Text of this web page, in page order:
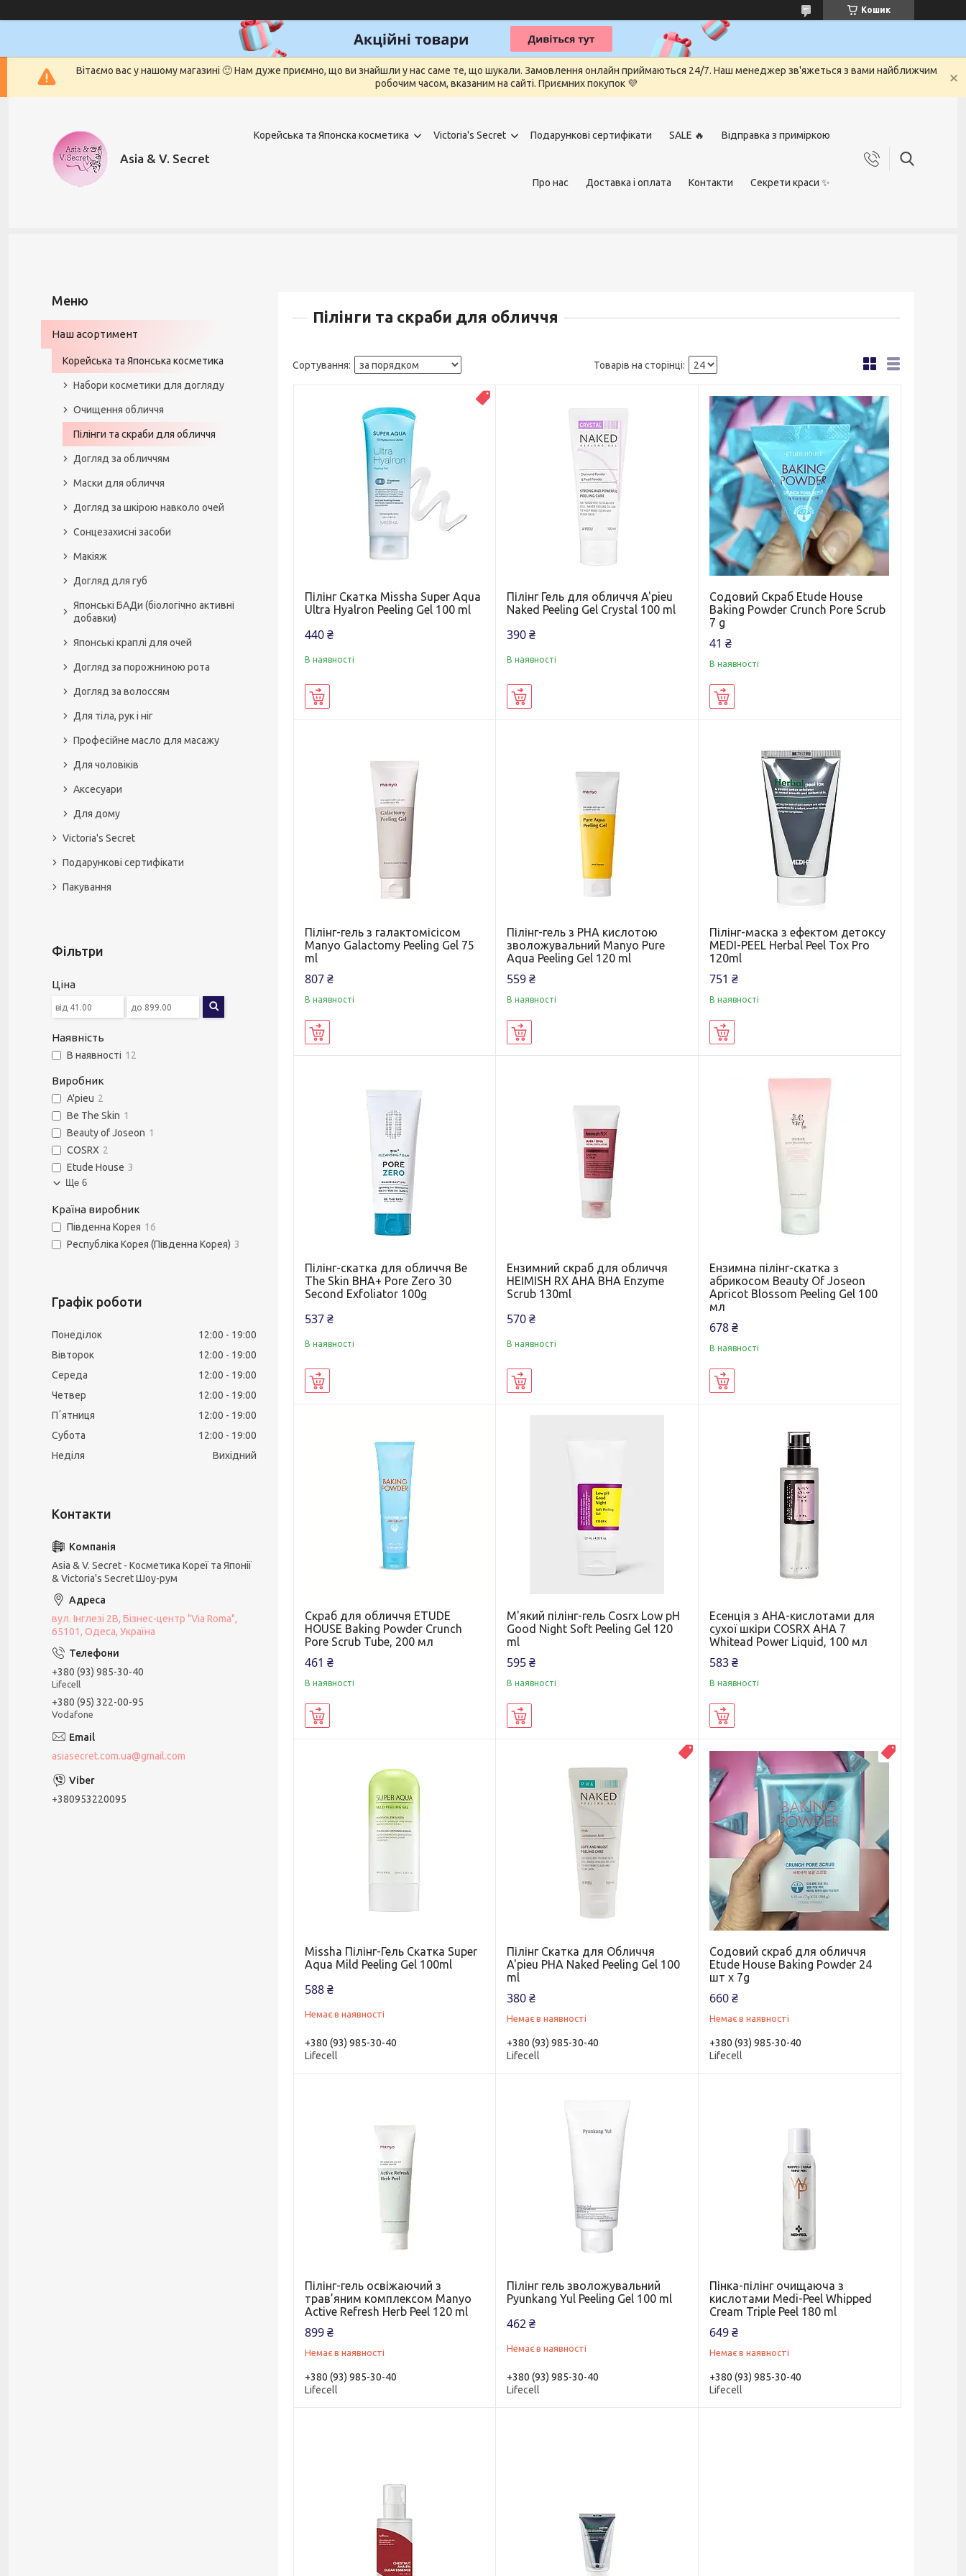
Кошик
Вітаємо вас у нашому магазині 🙂 Нам дуже приємно, що ви знайшли у нас саме те, що шукали. Замовлення онлайн приймаються 24/7. Наш менеджер зв'яжеться з вами найближчим
робочим часом, вказаним на сайті. Приємних покупок 💜
Asia & V. Secret
Корейська та Японска косметика Victoria's Secret Подарункові сертифікати SALE 🔥 Відправка з приміркою
Про нас Доставка і оплата Контакти Секрети краси ✨
Пілінги та скраби для обличчя
Пілінг Скатка Missha Super Aqua
Ultra Hyalron Peeling Gel 100 ml
440 ₴
В наявності
Пілінг Гель для обличчя A'pieu
Naked Peeling Gel Crystal 100 ml
390 ₴
В наявності
Содовий Скраб Etude House
Baking Powder Crunch Pore Scrub
7 g
41 ₴
В наявності
Пілінг-гель з галактомісісом
Manyo Galactomy Peeling Gel 75
ml
807 ₴
В наявності
Пілінг-гель з PHA кислотою
зволожувальний Manyo Pure
Aqua Peeling Gel 120 ml
559 ₴
В наявності
Пілінг-маска з ефектом детоксу
MEDI-PEEL Herbal Peel Tox Pro
120ml
751 ₴
В наявності
Пілінг-скатка для обличчя Be
The Skin BHA+ Pore Zero 30
Second Exfoliator 100g
537 ₴
В наявності
Ензимний скраб для обличчя
HEIMISH RX AHA BHA Enzyme
Scrub 130ml
570 ₴
В наявності
Ензимна пілінг-скатка з
абрикосом Beauty Of Joseon
Apricot Blossom Peeling Gel 100
мл
678 ₴
В наявності
Скраб для обличчя ETUDE
HOUSE Baking Powder Crunch
Pore Scrub Tube, 200 мл
461 ₴
В наявності
М'який пілінг-гель Cosrx Low pH
Good Night Soft Peeling Gel 120
ml
595 ₴
В наявності
Есенція з AHA-кислотами для
сухої шкіри COSRX AHA 7
Whitead Power Liquid, 100 мл
583 ₴
В наявності
Missha Пілінг-Гель Скатка Super
Aqua Mild Peeling Gel 100ml
588 ₴
Немає в наявності
+380 (93) 985-30-40
Lifecell
Новинка
Пілінг Cкатка для Обличчя
A'pieu PHA Naked Peeling Gel 100
ml
380 ₴
Немає в наявності
+380 (93) 985-30-40
Lifecell
Содовий скраб для обличчя
Etude House Baking Powder 24
шт х 7g
660 ₴
Немає в наявності
+380 (93) 985-30-40
Lifecell
Пілінг-гель освіжаючий з
трав’яним комплексом Manyo
Active Refresh Herb Peel 120 ml
899 ₴
Немає в наявності
+380 (93) 985-30-40
Lifecell
Пілінг гель зволожувальний
Pyunkang Yul Peeling Gel 100 ml
462 ₴
Немає в наявності
+380 (93) 985-30-40
Lifecell
Пінка-пілінг очищаюча з
кислотами Medi-Peel Whipped
Cream Triple Peel 180 ml
649 ₴
Немає в наявності
+380 (93) 985-30-40
Lifecell
Наш асортимент
Корейська та Японська косметика
Набори косметики для догляду
Очищення обличчя
Пілінги та скраби для обличчя
Догляд за обличчям
Маски для обличчя
Догляд за шкірою навколо очей
Сонцезахисні засоби
Макіяж
Догляд для губ
Японські БАДи (біологічно активні
добавки)
Японські краплі для очей
Догляд за порожниною рота
Догляд за волоссям
Для тіла, рук і ніг
Професійне масло для масажу
Для чоловіків
Аксесуари
Для дому
Victoria's Secret
Подарункові сертифікати
Пакування
Фільтри
Ціна
Наявність
В наявності 12
Виробник
A'pieu 2
Be The Skin 1
Beauty of Joseon 1
COSRX 2
Etude House 3
Ще 6
Країна виробник
Південна Корея 16
Республіка Корея (Південна Корея) 3
Графік роботи
Понеділок 12:00
19:00
Вівторок
12:00
19:00
Середа
12:00
19:00
Четвер
12:00
19:00
Пʼятниця
12:00
19:00
Субота
12:00
19:00
Неділя
Вихідний
Asia & V. Secret - Косметика Кореї та Японії
& Victoria's Secret Шоу-рум
вул. Інглезі 2В, Бізнес-центр "Via Roma",
65101, Одеса, Україна
+380 (93) 985-30-40
Lifecell
+380 (95) 322-00-95
Vodafone
asiasecret.com.ua@gmail.com
+380953220095